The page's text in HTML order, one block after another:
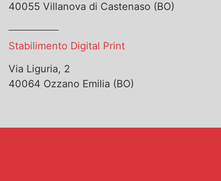
40055 Villanova di Castenaso (BO)
Stabilimento Digital Print
Via Liguria, 2
40064 Ozzano Emilia (BO)